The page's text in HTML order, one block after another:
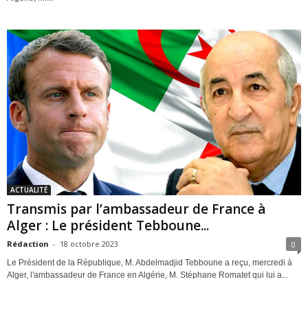
ACTUALITÉ
Transmis par l’ambassadeur de France à
Alger : Le président Tebboune...
Rédaction - 18 octobre 2023 0
Le Président de la République, M. Abdelmadjid Tebboune a reçu, mercredi à
Alger, l'ambassadeur de France en Algérie, M. Stéphane Romatet qui lui a...